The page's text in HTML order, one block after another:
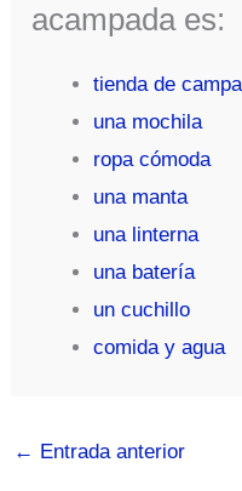
acampada es:
tienda de
una mochila
ropa cómoda
una manta
una linterna
una batería
un cuchillo
comida y agua
← Entrada anterior